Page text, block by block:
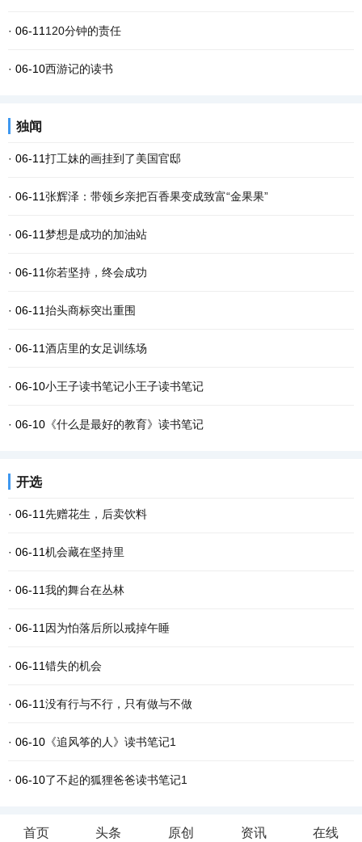
· 06-11 120分钟的责任
· 06-10西游记的读书
独闻
· 06-11打工妹的画挂到了美国官邸
· 06-11张辉泽：带领乡亲把百香果变成致富“金果果”
· 06-11梦想是成功的加油站
· 06-11你若坚持，终会成功
· 06-11抬头商标突出重围
· 06-11酒店里的女足训练场
· 06-10小王子读书笔记小王子读书笔记
· 06-10 《什么是最好的教育》读书笔记
开选
· 06-11先赠花生，后卖饮料
· 06-11机会藏在坚持里
· 06-11我的舞台在丛林
· 06-11 因为怕落后所以戒掉午睡
· 06-11错失的机会
· 06-11没有行与不行，只有做与不做
· 06-10 《追风筝的人》读书笔记1
· 06-10了不起的狐狸爸爸读书笔记1
首页 头条 原创 资讯 在线